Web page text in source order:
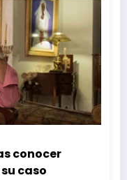
conocer
caso